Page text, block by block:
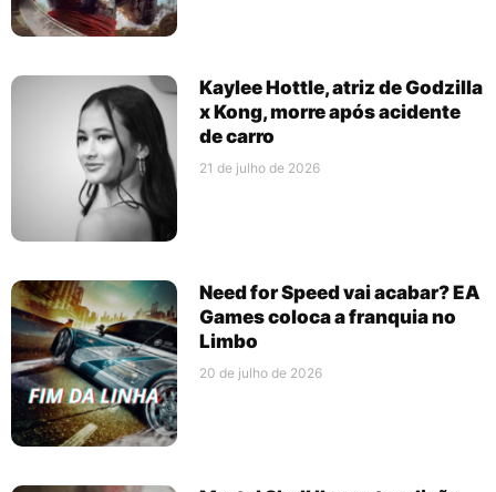
Kaylee Hottle, atriz de Godzilla
x Kong, morre após acidente
de carro
21 de julho de 2026
Need for Speed vai acabar? EA
Games coloca a franquia no
Limbo
20 de julho de 2026